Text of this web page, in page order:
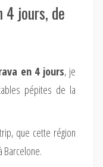
4 jours, de
en 4 jours, je
pépites de la
que cette région
Barcelone.